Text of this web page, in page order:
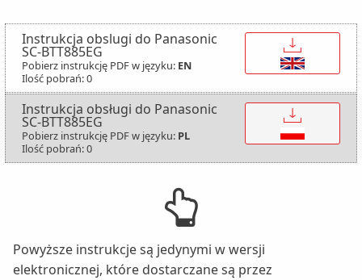
Instrukcja obslugi do Panasonic
SC-BTT885EG
Pobierz instrukcję PDF w języku: EN
Ilość pobrań: 0
↓
Instrukcja obsługi do Panasonic
SC-BTT885EG
Pobierz instrukcję PDF w języku: PL
Ilość pobrań: 0
↓
Powyższe instrukcje są jedynymi w wersji
elektronicznej, które dostarczane są przez